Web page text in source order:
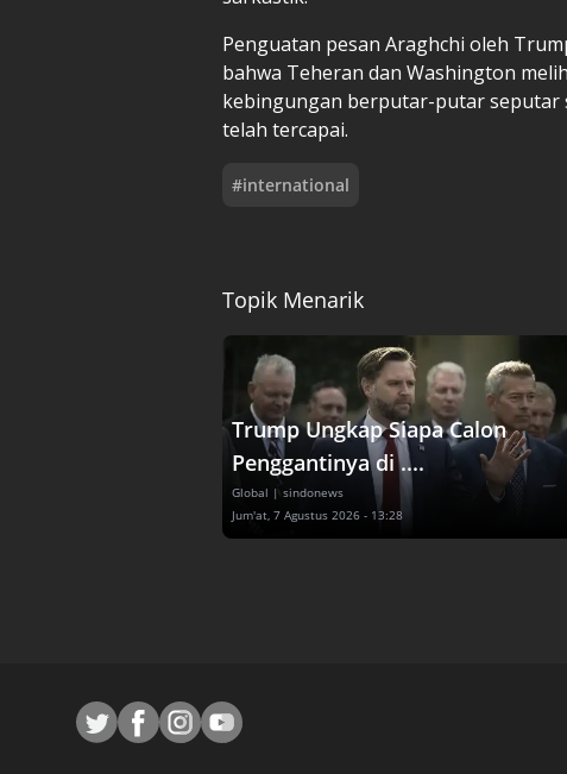
Penguatan pesan Araghchi oleh
bahwa Teheran dan Washington
kebingungan berputar-putar seputar
telah tercapai.
#international
Topik Menarik
Trump Ungkap Siapa Calon
Penggantinya di ....
Global | sindonews
Jum'at, 7 Agustus 2026 - 13:28